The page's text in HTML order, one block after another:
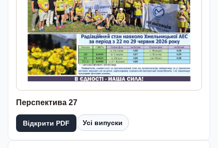
Перспектива 27
Відкрити PDF Усі випуски